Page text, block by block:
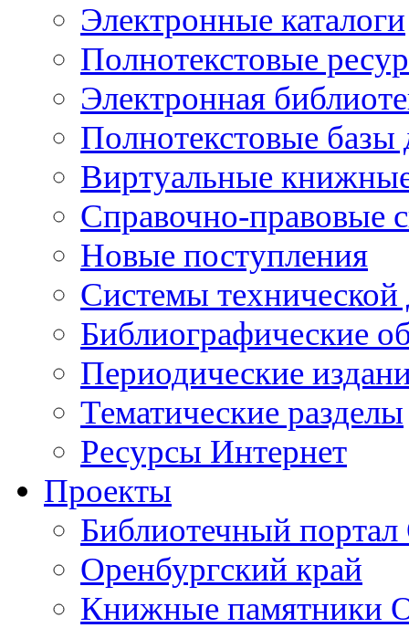
Электронные каталоги
Полнотекстовые
Электронная
Полнотекстовые
Виртуальные
Справочно-правовые
Новые поступления
Cистемы
Библиографические
Периодические
Тематические разделы
Ресурсы Интернет
Проекты
Библиотечный портал
Оренбургский край
Книжные памятники